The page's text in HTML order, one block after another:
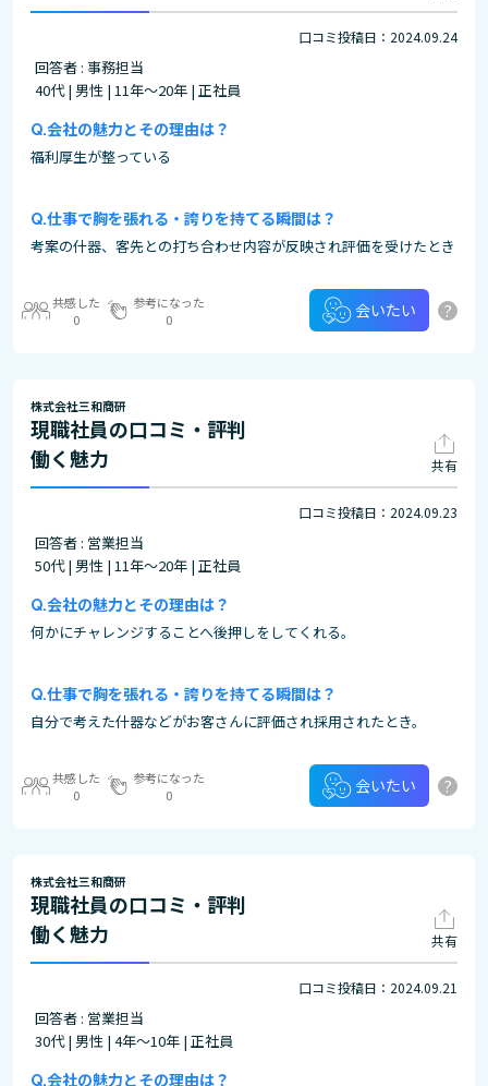
口コミ投稿日：2024.09.24
回答者 : 事務担当
40代 | 男性 | 11年～20年 | 正社員
会社の魅力とその理由は？
福利厚生が整っている
仕事で胸を張れる・誇りを持てる瞬間は？
考案の什器、客先との打ち合わせ内容が反映され評価を受けたとき
共感した
0
参考になった
0
会いたい ?
株式会社三和商研
現職社員の口コミ・評判
働く魅力
共有
口コミ投稿日：2024.09.23
回答者 : 営業担当
50代 | 男性 | 11年～20年 | 正社員
会社の魅力とその理由は？
何かにチャレンジすることへ後押しをしてくれる。
仕事で胸を張れる・誇りを持てる瞬間は？
自分で考えた什器などがお客さんに評価され採用されたとき。
共感した
0
参考になった
0
会いたい ?
株式会社三和商研
現職社員の口コミ・評判
働く魅力
共有
口コミ投稿日：2024.09.21
回答者 : 営業担当
30代 | 男性 | 4年～10年 | 正社員
会社の魅力とその理由は？